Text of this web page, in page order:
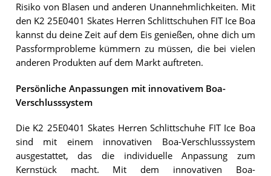
Risiko von Blasen und anderen Unannehmlichkeiten. Mit
den K2 25E0401 Skates Herren Schlittschuhen FIT Ice Boa
kannst du deine Zeit auf dem Eis genießen, ohne dich um
Passformprobleme kümmern zu müssen, die bei vielen
anderen Produkten auf dem Markt auftreten.
Persönliche Anpassungen mit innovativem Boa-
Verschlusssystem
Die K2 25E0401 Skates Herren Schlittschuhe FIT Ice Boa
sind mit einem innovativen Boa-Verschlusssystem
ausgestattet, das die individuelle Anpassung zum
Kernstück macht. Mit dem innovativen Boa-